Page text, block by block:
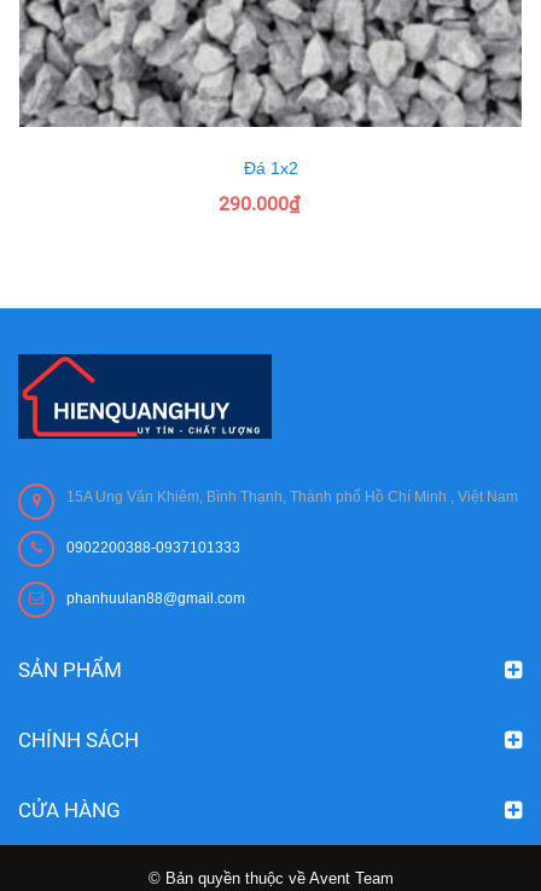
Đá 1x2
290.000₫
15A Ung Văn Khiêm, Bình Thạnh, Thành phố Hồ Chí Minh , Việt Nam
0902200388-0937101333
phanhuulan88@gmail.com
SẢN PHẨM
CHÍNH SÁCH
CỬA HÀNG
© Bản quyền thuộc về Avent Team